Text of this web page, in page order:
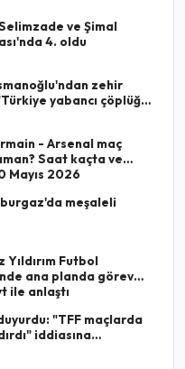
ve Şimal
4. oldu
zehir
yabancı çöplüğü
- Arsenal maç
Saat kaçta ve
Mayıs 2026
meşaleli
Futbol
ana planda görev
ile anlaştı
"TFF maçlarda
iddiasına